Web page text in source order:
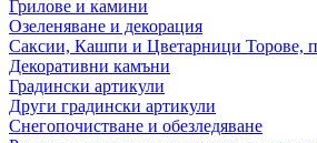
Грилове и камини
Озеленяване и декорация
Саксии, Кашпи и Цветарници Торове,
Декоративни камъни
Градински артикули
Други градински артикули
Снегопочистване и обезледяване